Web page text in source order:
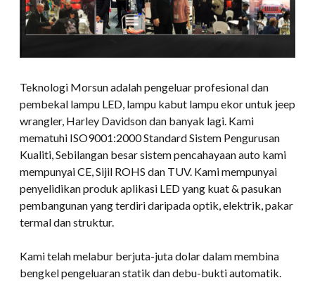
Teknologi Morsun adalah pengeluar profesional dan
pembekal lampu LED, lampu kabut lampu ekor untuk jeep
wrangler, Harley Davidson dan banyak lagi. Kami
mematuhi ISO9001:2000 Standard Sistem Pengurusan
Kualiti, Sebilangan besar sistem pencahayaan auto kami
mempunyai CE, Sijil ROHS dan TUV. Kami mempunyai
penyelidikan produk aplikasi LED yang kuat & pasukan
pembangunan yang terdiri daripada optik, elektrik, pakar
termal dan struktur.
Kami telah melabur berjuta-juta dolar dalam membina
bengkel pengeluaran statik dan debu-bukti automatik.